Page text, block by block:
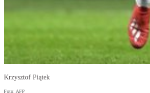
Krzysztof Piątek
Foto: AFP